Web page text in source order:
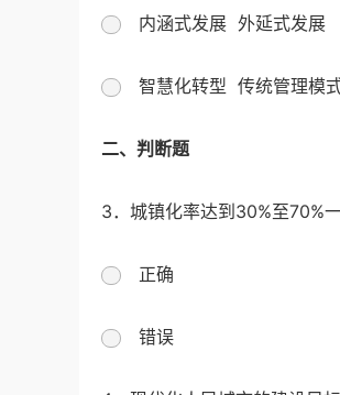
内涵式发展 外延式发展
智慧化转型 传统管理模
二、判断题
3．城镇化率达到30%至70%
正确
错误